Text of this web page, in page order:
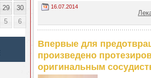
29
30
5 6
16.07.2014
Впервые для
произведено
оригинальным